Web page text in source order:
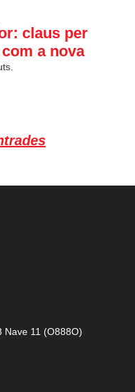
claus per
a nova
Nave 11 (O888O)